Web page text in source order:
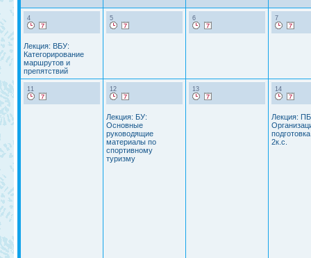
4
Лекция: ВБУ:
Категорирование
маршрутов и
препятствий
5 6 7
11 12
Лекция: БУ:
Основные
руководящие
материалы по
спортивному
туризму
13 14
Лекция:
2к.с.